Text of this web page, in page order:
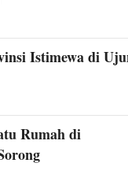
Istimewa di
Rumah di